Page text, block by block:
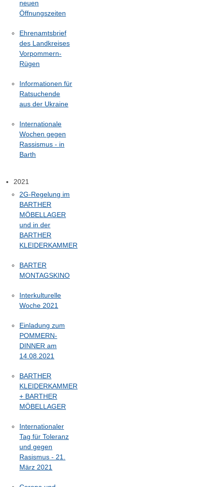
neuen
Öffnungszeiten
Ehrenamtsbrief
des Landkreises
Vorpommern-
Rügen
Informationen für
Ratsuchende
aus der Ukraine
Internationale
Wochen gegen
Rassismus - in
Barth
2021
2G-Regelung im
BARTHER
MÖBELLAGER
und in der
BARTHER
KLEIDERKAMMER
BARTER
MONTAGSKINO
Interkulturelle
Woche 2021
Einladung zum
POMMERN-
DINNER am
14.08.2021
BARTHER
KLEIDERKAMMER
+ BARTHER
MÖBELLAGER
Internationaler
Tag für Toleranz
und gegen
Rasismus - 21.
März 2021